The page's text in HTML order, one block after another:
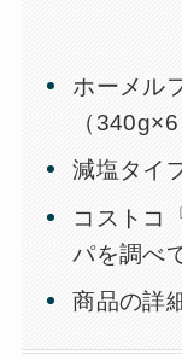
ホーメル
（
減塩タイ
コストコ
パを調べ
商品の詳